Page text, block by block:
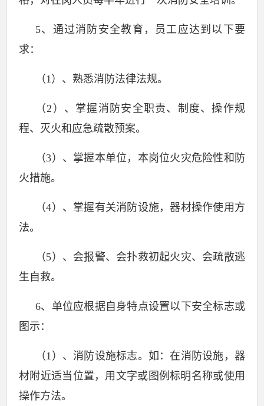
5、通过消防安全教育，员工应达到以下要
求：
（1）、熟悉消防法律法规。
（2 ）、掌握消防安全职责、制度、操作规
程、灭火和应急疏散预案。
（3）、掌握本单位，本岗位火灾危险性和防
火措施。
（4）、掌握有关消防设施，器材操作使用方
法。
（5）、会报警、会扑救初起火灾、会疏散逃
生自救。
6、单位应根据自身特点设置以下安全标志或
图示：
（1 ）、消防设施标志。如：在消防设施，器
材附近适当位置，用文字或图例标明名称或使用
操作方法。